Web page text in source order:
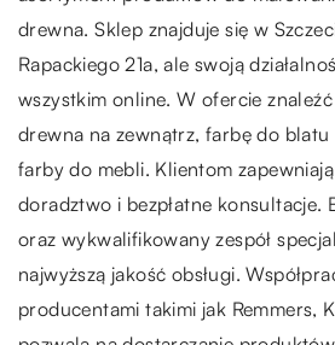
drewna. Sklep znajduje się w
Rapackiego 21a, ale swoją
wszystkim online. W ofercie
drewna na zewnątrz, farbę do
farby do mebli. Klientom
doradztwo i bezpłatne konsultacje.
oraz wykwalifikowany zespół
najwyższą jakość obsługi.
producentami takimi jak Remmers,